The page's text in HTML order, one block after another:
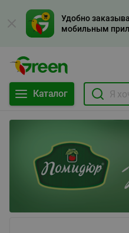
Удобно
мобильным
Каталог